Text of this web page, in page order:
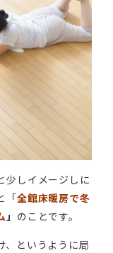
少しイメージしに
「全館床暖房で冬
」 のことです。
、というように局